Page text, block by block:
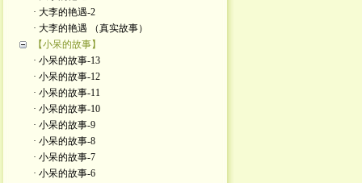
· 大李的艳遇-2
· 大李的艳遇 （真实故事）
【小呆的故事】
· 小呆的故事-13
· 小呆的故事-12
· 小呆的故事-11
· 小呆的故事-10
· 小呆的故事-9
· 小呆的故事-8
· 小呆的故事-7
· 小呆的故事-6